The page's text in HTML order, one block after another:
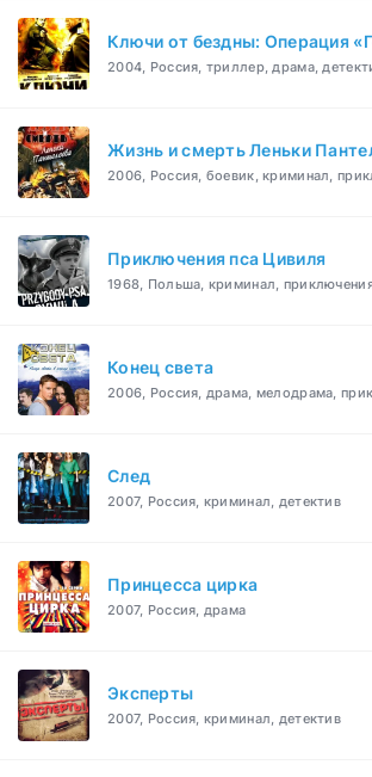
Ключи от бездны: Операция
2004, Россия, триллер, драма,
Жизнь и смерть Леньки
2006, Россия, боевик, криминал,
Приключения пса Цивиля
1968, Польша, криминал,
Конец света
2006, Россия, драма, мелодрама,
След
2007, Россия, криминал, детектив
Принцесса цирка
2007, Россия, драма
Эксперты
2007, Россия, криминал, детектив